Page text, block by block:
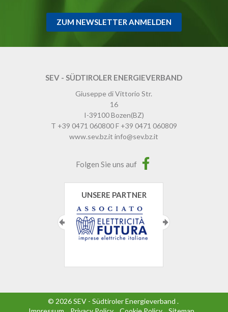
ZUM NEWSLETTER ANMELDEN
SEV - SÜDTIROLER ENERGIEVERBAND
Giuseppe di Vittorio Str.
16
I-39100Bozen(BZ)
T +39 0471 060800F +39 0471 060809
www.sev.bz.it info@sev.bz.it
Folgen Sie uns auf
UNSERE PARTNER
© 2026SEV - Südtiroler Energieverband .